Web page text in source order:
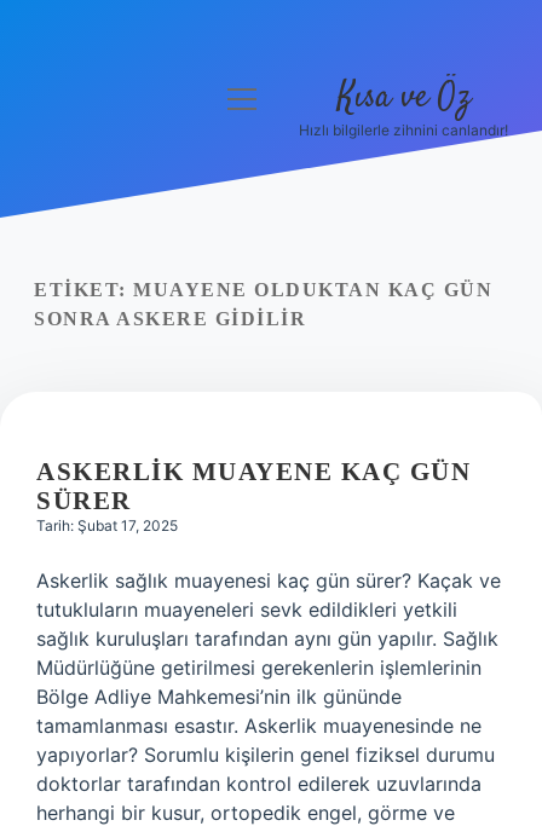
Yasal Uyarı
menüyü
Kısa ve Öz
Hızlı bilgilerle zihnini canlandır!
ETIKET: MUAYENE OLDUKTAN KAÇ GÜN
SONRA ASKERE GIDILIR
ASKERLIK MUAYENE KAÇ GÜN
SÜRER
Tarih: Şubat 17, 2025
Askerlik sağlık muayenesi kaç gün sürer? Kaçak ve
tutukluların muayeneleri sevk edildikleri yetkili
sağlık kuruluşları tarafından aynı gün yapılır. Sağlık
Müdürlüğüne getirilmesi gerekenlerin işlemlerinin
Bölge Adliye Mahkemesi’nin ilk gününde
tamamlanması esastır. Askerlik muayenesinde ne
yapıyorlar? Sorumlu kişilerin genel fiziksel durumu
doktorlar tarafından kontrol edilerek uzuvlarında
herhangi bir kusur, ortopedik engel, görme ve